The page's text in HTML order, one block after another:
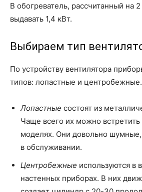
В обогреватель, рассчитанный на
выдавать 1,4 кВт.
Выбираем тип
По устройству вентилятора
типов: лопастные и центробежные.
Лопастные состоят из
Чаще всего их можно
моделях. Они довольно
в обслуживании.
Центробежные используются в
настенных приборах. В них